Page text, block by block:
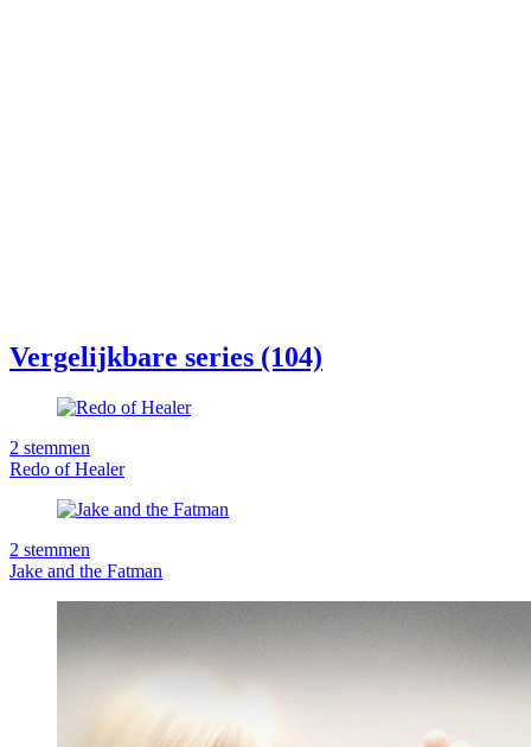
Vergelijkbare series (104)
2 stemmen
Redo of Healer
2 stemmen
Jake and the Fatman